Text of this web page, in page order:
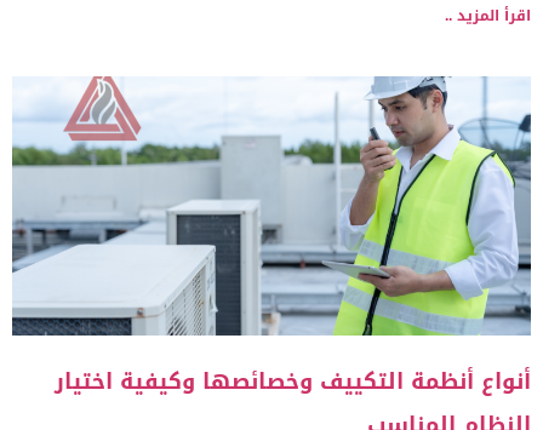
اقرأ المزيد ..
أنواع أنظمة التكييف وخصائصها وكيفية اختيار